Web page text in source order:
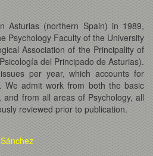
Asturias (northern Spain) in 1989,
Psychology Faculty of the University
Association of the Principality of
del Principado de Asturias).
per year, which accounts for
We admit work from both the basic
from all areas of Psychology, all
reviewed prior to publication.